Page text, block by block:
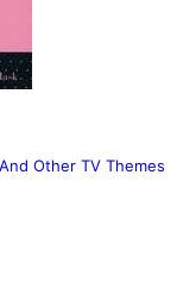
Other TV Themes